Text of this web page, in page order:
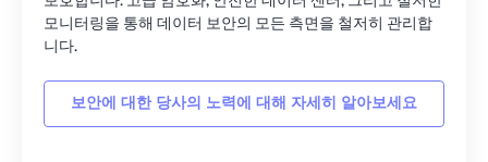
모니터링을 통해 데이터 보안의 모든 측면을 철저히 관리합
니다.
보안에 대한 당사의 노력에 대해 자세히 알아보세요